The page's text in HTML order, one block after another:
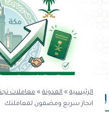
الرئيسية » المدونة » معاملات
انجاز سريع ومضمون لمعاملتك